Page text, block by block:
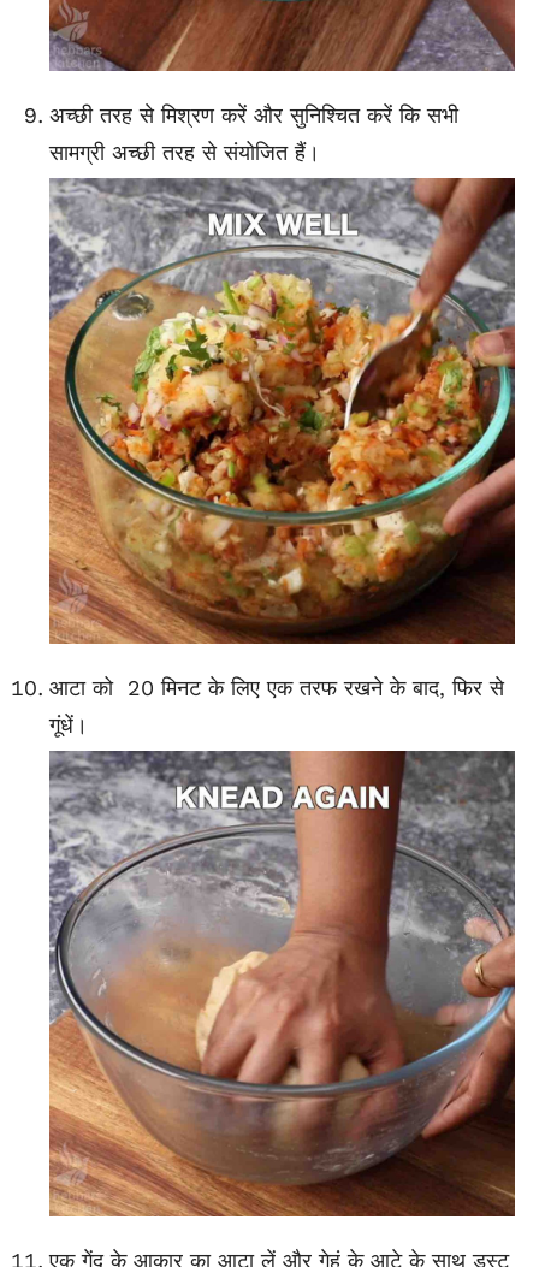
अच्छी तरह से मिश्रण करें और सुनिश्चित करें कि सभी
सामग्री अच्छी तरह से संयोजित हैं।
आटा को 20 मिनट के लिए एक तरफ रखने के बाद, फिर से
गूंधें।
एक गेंद के आकार का आटा लें और गेहूं के आटे के साथ डस्ट